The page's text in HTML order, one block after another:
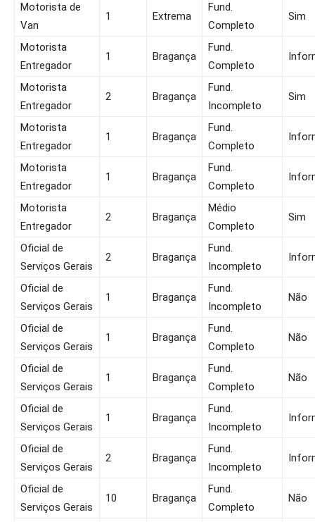
Motorista de
Van
1 Extrema
Fund.
Completo
Sim
Motorista
Entregador
1 Bragança
Fund.
Completo
Motorista
Entregador
2 Bragança
Fund.
Incompleto
Sim
Motorista
Entregador
1 Bragança
Fund.
Completo
Motorista
Entregador
1 Bragança
Fund.
Completo
Motorista
Entregador
2 Bragança
Médio
Completo
Sim
Oficial de
Serviços Gerais
2 Bragança
Fund.
Incompleto
Oficial de
Serviços Gerais
1 Bragança
Fund.
Incompleto
Não
Oficial de
Serviços Gerais
1 Bragança
Fund.
Completo
Não
Oficial de
Serviços Gerais
1 Bragança
Fund.
Completo
Não
Oficial de
Serviços Gerais
1 Bragança
Fund.
Incompleto
Oficial de
Serviços Gerais
2 Bragança
Fund.
Incompleto
Oficial de
Serviços Gerais
10 Bragança
Fund.
Completo
Não